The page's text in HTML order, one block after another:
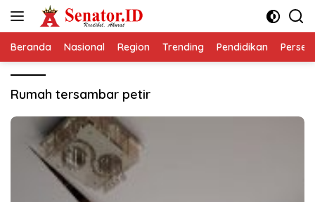
Beranda Nasional Region Trending Pendidikan
Rumah tersambar petir